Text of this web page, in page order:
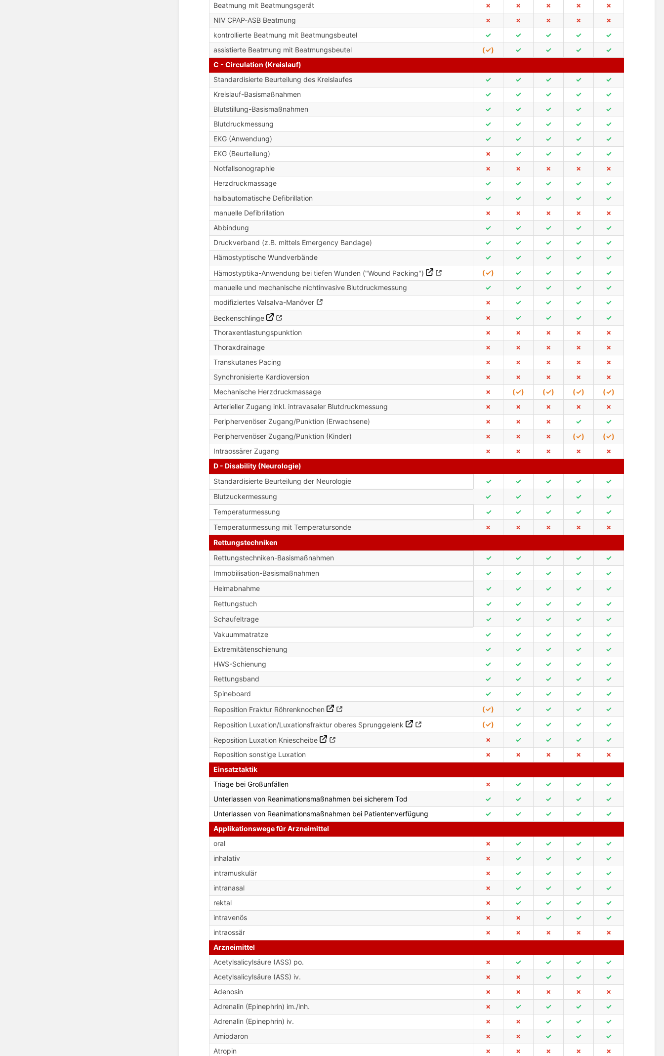
Beatmung mit Beatmungsgerät
✗ ✗ ✗ ✗
✗
NIV CPAP-ASB Beatmung
✗ ✗ ✗ ✗
✗
kontrollierte Beatmung mit Beatmungsbeutel
✓ ✓ ✓ ✓
✓
assistierte Beatmung mit Beatmungsbeutel
(✓) ✓ ✓ ✓
✓
C - Circulation (Kreislauf)
Standardisierte Beurteilung des Kreislaufes
✓ ✓ ✓ ✓
✓
Kreislauf-Basismaßnahmen
✓ ✓ ✓ ✓
✓
Blutstillung-Basismaßnahmen
✓ ✓ ✓ ✓
✓
Blutdruckmessung
✓ ✓ ✓ ✓
✓
EKG (Anwendung)
✓ ✓ ✓ ✓
✓
EKG (Beurteilung)
✗ ✓ ✓ ✓
✓
Notfallsonographie
✗ ✗ ✗ ✗
✗
Herzdruckmassage
✓ ✓ ✓ ✓
✓
halbautomatische Defibrillation
✓ ✓ ✓ ✓
✓
manuelle Defibrillation
✗ ✗ ✗ ✗
✗
Abbindung
✓ ✓ ✓ ✓
✓
Druckverband (z.B. mittels Emergency Bandage)
✓ ✓ ✓ ✓
✓
Hämostyptische Wundverbände
✓ ✓ ✓ ✓
✓
Hämostyptika-Anwendung bei tiefen Wunden ("Wound Packing")
(✓) ✓ ✓ ✓
✓
manuelle und mechanische nichtinvasive Blutdruckmessung
✓ ✓ ✓ ✓
✓
modifiziertes Valsalva-Manöver
✗ ✓ ✓ ✓
✓
Beckenschlinge
✗ ✓ ✓ ✓
✓
Thoraxentlastungspunktion
✗ ✗ ✗ ✗
✗
Thoraxdrainage
✗ ✗ ✗ ✗
✗
Transkutanes Pacing
✗ ✗ ✗ ✗
✗
Synchronisierte Kardioversion
✗ ✗ ✗ ✗
✗
Mechanische Herzdruckmassage
✗ (✓) (✓) (✓)
(✓)
Arterieller Zugang inkl. intravasaler Blutdruckmessung
✗ ✗ ✗ ✗
✗
Periphervenöser Zugang/Punktion (Erwachsene)
✗ ✗ ✗ ✓
✓
Periphervenöser Zugang/Punktion (Kinder)
✗ ✗ ✗ (✓)
(✓)
Intraossärer Zugang
✗ ✗ ✗ ✗
✗
D - Disability (Neurologie)
Standardisierte Beurteilung der Neurologie
✓ ✓ ✓ ✓
✓
Blutzuckermessung
✓ ✓ ✓ ✓
✓
Temperaturmessung
✓ ✓ ✓ ✓
✓
Temperaturmessung mit Temperatursonde
✗ ✗ ✗ ✗
✗
Rettungstechniken
Rettungstechniken-Basismaßnahmen
✓ ✓ ✓ ✓
✓
Immobilisation-Basismaßnahmen
✓ ✓ ✓ ✓
✓
Helmabnahme
✓ ✓ ✓ ✓
✓
Rettungstuch
✓ ✓ ✓ ✓
✓
Schaufeltrage
✓ ✓ ✓ ✓
✓
Vakuummatratze
✓ ✓ ✓ ✓
✓
Extremitätenschienung
✓ ✓ ✓ ✓
✓
HWS-Schienung
✓ ✓ ✓ ✓
✓
Rettungsband
✓ ✓ ✓ ✓
✓
Spineboard
✓ ✓ ✓ ✓
✓
Reposition Fraktur Röhrenknochen
(✓) ✓ ✓ ✓
✓
Reposition Luxation/Luxationsfraktur oberes Sprunggelenk
(✓) ✓ ✓ ✓
✓
Reposition Luxation Kniescheibe
✗ ✓ ✓ ✓
✓
Reposition sonstige Luxation
✗ ✗ ✗ ✗
✗
Einsatztaktik
Triage bei Großunfällen
✗ ✓ ✓ ✓
✓
Unterlassen von Reanimationsmaßnahmen bei sicherem Tod
✓ ✓ ✓ ✓
✓
Unterlassen von Reanimationsmaßnahmen bei Patientenverfügung
✓ ✓ ✓ ✓
✓
Applikationswege für Arzneimittel
oral
✗ ✓ ✓ ✓
✓
inhalativ
✗ ✓ ✓ ✓
✓
intramuskulär
✗ ✓ ✓ ✓
✓
intranasal
✗ ✓ ✓ ✓
✓
rektal
✗ ✓ ✓ ✓
✓
intravenös
✗ ✗ ✓ ✓
✓
intraossär
✗ ✗ ✗ ✗
✗
Arzneimittel
Acetylsalicylsäure (ASS) po.
✗ ✓ ✓ ✓
✓
Acetylsalicylsäure (ASS) iv.
✗ ✗ ✓ ✓
✓
Adenosin
✗ ✗ ✗ ✗
✗
Adrenalin (Epinephrin) im./inh.
✗ ✓ ✓ ✓
✓
Adrenalin (Epinephrin) iv.
✗ ✗ ✓ ✓
✓
Amiodaron
✗ ✗ ✓ ✓
✓
Atropin
✗ ✗ ✗ ✗ ✗